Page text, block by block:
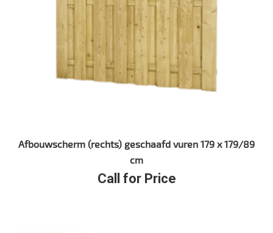
Afbouwscherm (rechts) geschaafd vuren 179 x 179/89
cm
Call for Price